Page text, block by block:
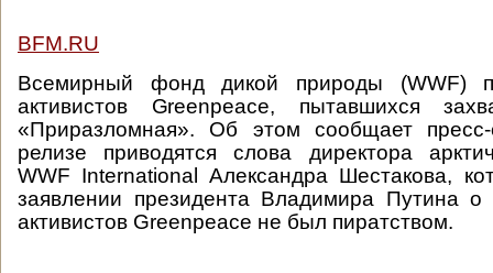
BFM.RU
Всемирный фонд дикой природы (WWF)
активистов Greenpeace, пытавшихся
«Приразломная». Об этом сообщает
релизе приводятся слова директора
WWF International Александра Шестакова,
заявлении президента Владимира Путина о
активистов Greenpeace не был пиратством.